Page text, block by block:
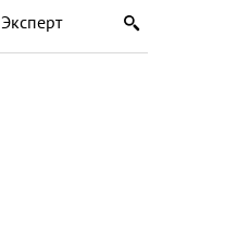
Эксперт